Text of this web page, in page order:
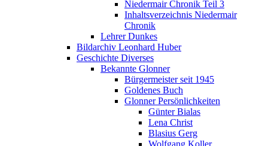
Niedermair Chronik Teil 3
Inhaltsverzeichnis Niedermair
Chronik
Lehrer Dunkes
Bildarchiv Leonhard Huber
Geschichte Diverses
Bekannte Glonner
Bürgermeister seit 1945
Goldenes Buch
Glonner Persönlichkeiten
Günter Bialas
Lena Christ
Blasius Gerg
Wolfgang Koller